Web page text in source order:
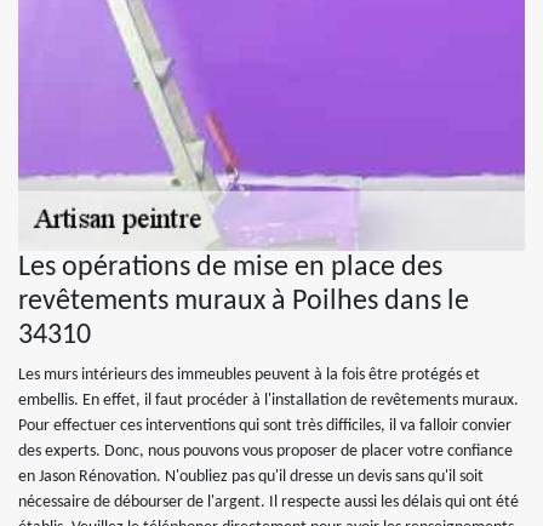
Les opérations de mise en place des
revêtements muraux à Poilhes dans le
34310
Les murs intérieurs des immeubles peuvent à la fois être protégés et
embellis. En effet, il faut procéder à l'installation de revêtements muraux.
Pour effectuer ces interventions qui sont très difficiles, il va falloir convier
des experts. Donc, nous pouvons vous proposer de placer votre confiance
en Jason Rénovation. N'oubliez pas qu'il dresse un devis sans qu'il soit
nécessaire de débourser de l'argent. Il respecte aussi les délais qui ont été